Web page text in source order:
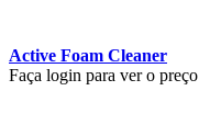
Active Foam Cleaner
Faça login para ver o preço